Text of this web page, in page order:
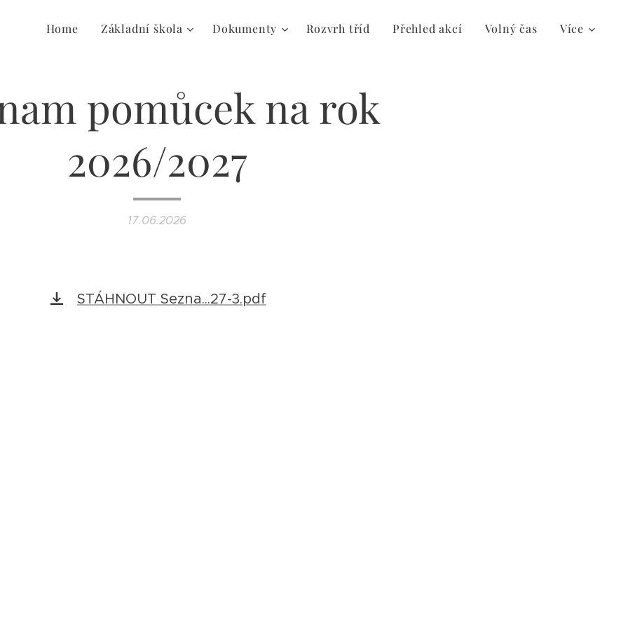
Home Základní škola Dokumenty Rozvrh tříd Přehled akcí Volný čas Více
pomůcek na rok
2026/2027
17.06.2026
STÁHNOUT Sezna...27-3.pdf